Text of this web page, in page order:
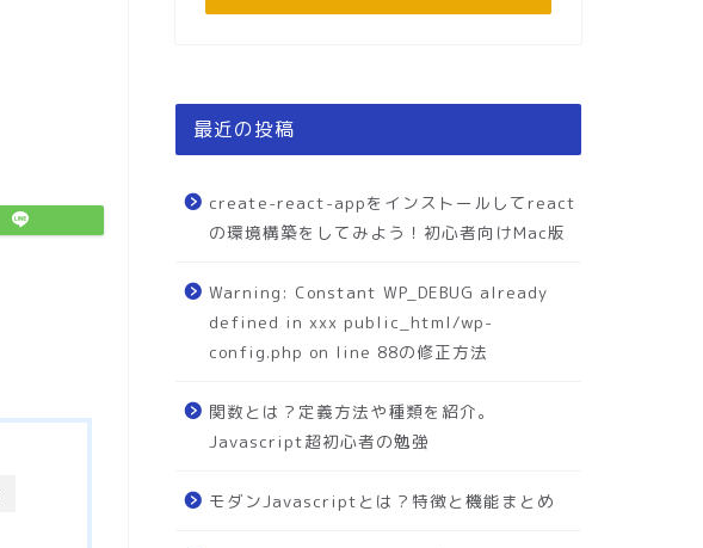
最近の投稿
create-react-appをインストールしてreact
の環境構築をしてみよう！初心者向けMac版
Warning: Constant WP_DEBUG already
defined in xxx public_html/wp-
config.php on line 88の修正方法
関数とは？定義方法や種類を紹介。
Javascript超初心者の勉強
モダンJavascriptとは？特徴と機能まとめ